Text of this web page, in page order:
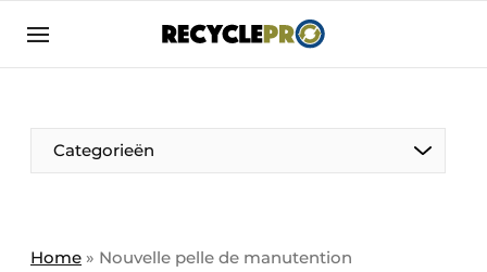
Adverteren
Contact
Contact
Emploi
Categorieën
Home » Nouvelle pelle de manutention